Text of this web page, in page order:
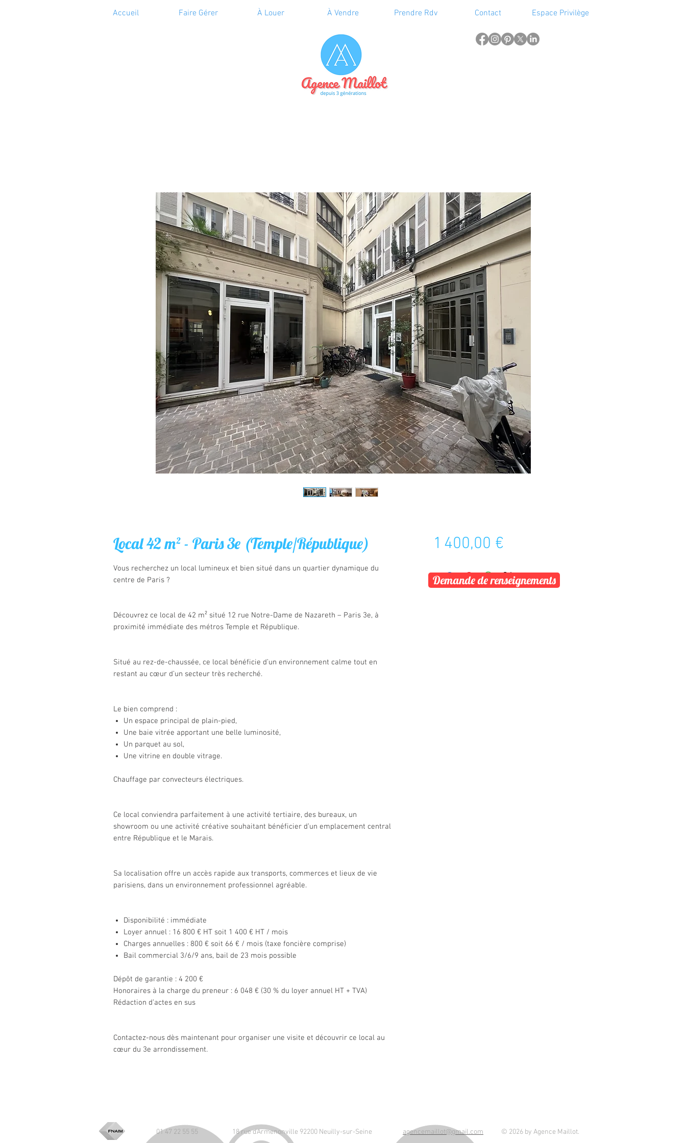
Accueil Faire Gérer À Louer À Vendre Prendre Rdv Contact Espace Privilège
Local 42 m² - Paris 3e (Temple/République)
Vous recherchez un local lumineux et bien situé dans un quartier dynamique du
centre de Paris ?
Découvrez ce local de 42 m² situé 12 rue Notre-Dame de Nazareth – Paris 3e, à
proximité immédiate des métros Temple et République.
Situé au rez-de-chaussée, ce local bénéficie d’un environnement calme tout en
restant au cœur d’un secteur très recherché.
Le bien comprend :
Un espace principal de plain-pied,
Une baie vitrée apportant une belle luminosité,
Un parquet au sol,
Une vitrine en double vitrage.
Chauffage par convecteurs électriques.
Ce local conviendra parfaitement à une activité tertiaire, des bureaux, un
showroom ou une activité créative souhaitant bénéficier d’un emplacement central
entre République et le Marais.
Sa localisation offre un accès rapide aux transports, commerces et lieux de vie
parisiens, dans un environnement professionnel agréable.
Disponibilité : immédiate
Loyer annuel : 16 800 € HT soit 1 400 € HT / mois
Charges annuelles : 800 € soit 66 € / mois (taxe foncière comprise)
Bail commercial 3/6/9 ans, bail de 23 mois possible
Dépôt de garantie : 4 200 €
Honoraires à la charge du preneur : 6 048 € (30 % du loyer annuel HT + TVA)
Rédaction d’actes en sus
Contactez-nous dès maintenant pour organiser une visite et découvrir ce local au
cœur du 3e arrondissement.
1 400,00 €Prix
Demande de renseignements
01 47 22 55 55 18 rue d'Armenonville 92200 Neuilly-sur-Seine agencemaillot@gmail.com © 2026by Agence Maillot.